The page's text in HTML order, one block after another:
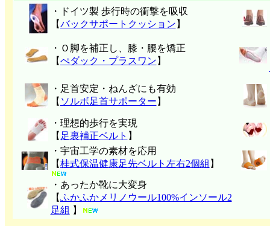
・ドイツ製 歩行時の衝撃を吸収
【バックサポートクッション 】
・Ｏ脚を補正し、膝・腰を矯正
【ぺダック・プラスワン 】
・足首安定・ねんざにも有効
【 ソルボ足首サポーター 】
・理想的歩行を実現
【 足裏補正ベルト 】
・宇宙工学の素材を応用
【桂式保温健康足先ベルト左右2個組 】
・あったか靴に大変身
【ふかふかメリノウール100%インソール2
足組 】